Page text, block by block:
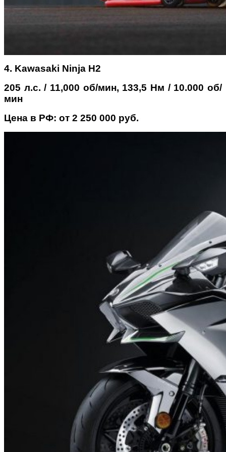
4. Kawasaki Ninja H2
205 л.с. / 11,000 об/мин, 133,5 Нм / 10.000 об/
мин
Цена в РФ: от 2 250 000 руб.